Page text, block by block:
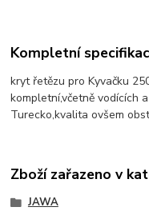
Kompletní
kryt řetězu pro Kyvačku
kompletní,včetně vodících
Turecko,kvalita ovšem
Zboží zařazeno v
JAWA